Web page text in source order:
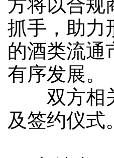
方将以合规
抓手，助力
的酒类流通
有序发展。
双方相关
及签约仪式。